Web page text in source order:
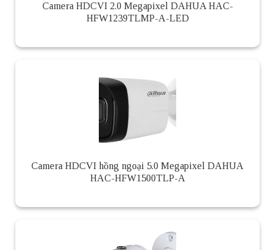
Camera HDCVI 2.0 Megapixel DAHUA HAC-
HFW1239TLMP-A-LED
Camera HDCVI hồng ngoại 5.0 Megapixel DAHUA
HAC-HFW1500TLP-A